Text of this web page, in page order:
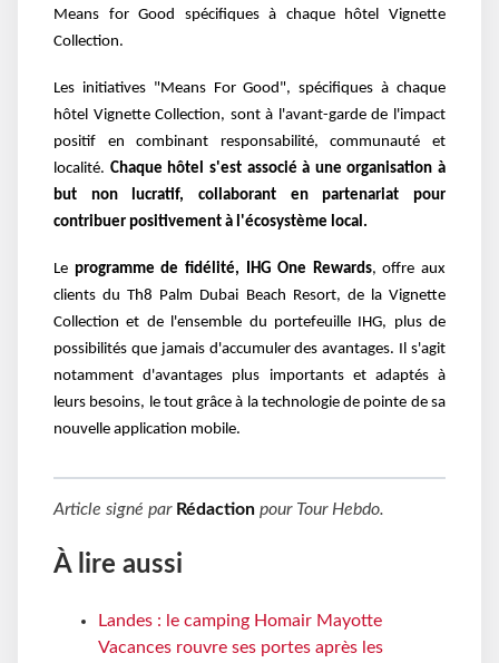
Means for Good spécifiques à chaque hôtel Vignette
Collection.
Les initiatives "Means For Good", spécifiques à chaque
hôtel Vignette Collection, sont à l'avant-garde de l'impact
positif en combinant responsabilité, communauté et
localité. Chaque hôtel s'est associé à une organisation à
but non lucratif, collaborant en partenariat pour
contribuer positivement à l'écosystème local.
Le programme de fidélité, IHG One Rewards, offre aux
clients du Th8 Palm Dubai Beach Resort, de la Vignette
Collection et de l'ensemble du portefeuille IHG, plus de
possibilités que jamais d'accumuler des avantages. Il s'agit
notamment d'avantages plus importants et adaptés à
leurs besoins, le tout grâce à la technologie de pointe de sa
nouvelle application mobile.
Article signé par Rédaction pour Tour Hebdo.
À lire aussi
Landes : le camping Homair Mayotte
Vacances rouvre ses portes après les